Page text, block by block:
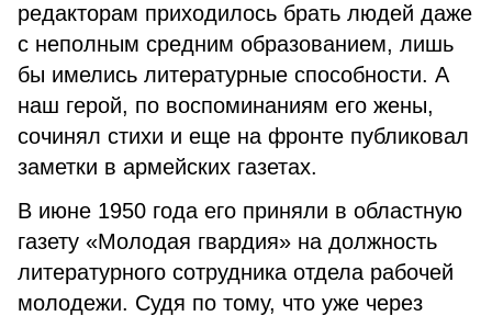
редакторам приходилось брать людей даже
с неполным средним образованием, лишь
бы имелись литературные способности. А
наш герой, по воспоминаниям его жены,
сочинял стихи и еще на фронте публиковал
заметки в армейских газетах.
В июне 1950 года его приняли в областную
газету «Молодая гвардия» на должность
литературного сотрудника отдела рабочей
молодежи. Судя по тому, что уже через